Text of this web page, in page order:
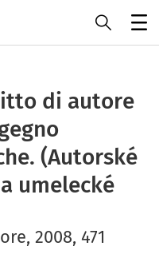
di autore
(Autorské
umelecké
2008, 471